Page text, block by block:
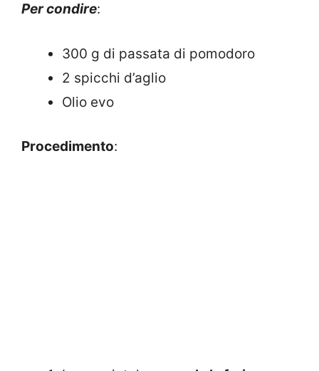
Per condire:
300 g di passata di pomodoro
2 spicchi d’aglio
Olio evo
Procedimento: